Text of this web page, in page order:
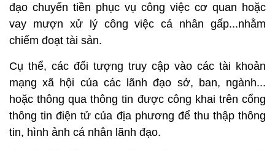
đạo chuyển tiền phục vụ công việc cơ quan hoặc
vay mượn xử lý công việc cá nhân gấp...nhằm
chiếm đoạt tài sản.
Cụ thể, các đối tượng truy cập vào các tài khoản
mạng xã hội của các lãnh đạo sở, ban, ngành...
hoặc thông qua thông tin được công khai trên cổng
thông tin điện tử của địa phương để thu thập thông
tin, hình ảnh cá nhân lãnh đạo.